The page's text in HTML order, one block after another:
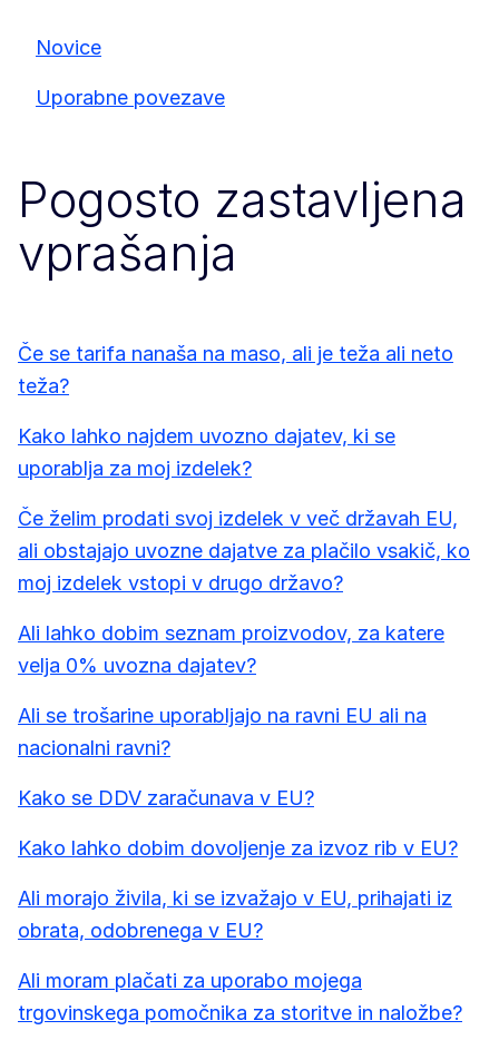
Novice
Uporabne povezave
Pogosto zastavljena
vprašanja
Če se tarifa nanaša na maso, ali je teža ali neto
teža?
Kako lahko najdem uvozno dajatev, ki se
uporablja za moj izdelek?
Če želim prodati svoj izdelek v več državah EU,
ali obstajajo uvozne dajatve za plačilo vsakič, ko
moj izdelek vstopi v drugo državo?
Ali lahko dobim seznam proizvodov, za katere
velja 0% uvozna dajatev?
Ali se trošarine uporabljajo na ravni EU ali na
nacionalni ravni?
Kako se DDV zaračunava v EU?
Kako lahko dobim dovoljenje za izvoz rib v EU?
Ali morajo živila, ki se izvažajo v EU, prihajati iz
obrata, odobrenega v EU?
Ali moram plačati za uporabo mojega
trgovinskega pomočnika za storitve in naložbe?